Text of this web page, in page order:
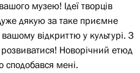
музею! Ідеї творців
дякую за таке приємне
відкриттю у культурі. З
Новорічний етюд
сподобався мені.